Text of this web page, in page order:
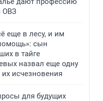
ОВЗ
еще в лесу, и им
сын
в тайге
назвал еще одну
исчезновения
для будущих